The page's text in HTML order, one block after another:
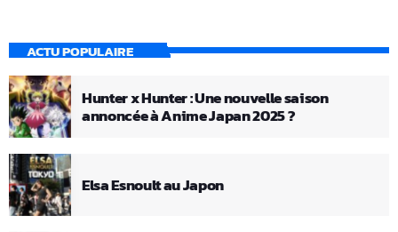
ACTU POPULAIRE
Hunter x Hunter : Une nouvelle saison
annoncée à Anime Japan 2025 ?
Elsa Esnoult au Japon